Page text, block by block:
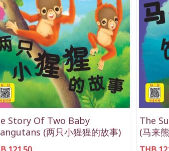
Story Of Two Baby
(两只小猩猩的故事)
The
(马来